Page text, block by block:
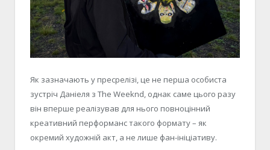
Як зазначають у пресрелізі, це не перша особиста
зустріч Даніеля з The Weeknd, однак саме цього разу
він вперше реалізував для нього повноцінний
креативний перформанс такого формату – як
окремий художній акт, а не лише фан-ініціативу.